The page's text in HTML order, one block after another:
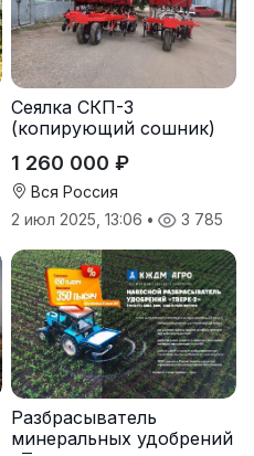
Сеялка СКП-3
(копирующий сошник)
1 260 000 ₽
Вся Россия
2 июл 2025, 13:06 • 3 785
Разбрасыватель
минеральных удобрений